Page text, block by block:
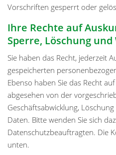
Vorschriften gesperrt oder
Ihre Rechte auf
Sperre, Löschung
Sie haben das Recht, jederzeit
gespeicherten
Ebenso haben Sie das Recht
abgesehen von der
Geschäftsabwicklung,
Daten. Bitte wenden Sie sich
Datenschutzbeauftragten. Die
unten.